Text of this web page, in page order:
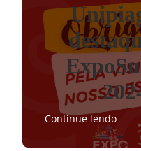
Continue lendo